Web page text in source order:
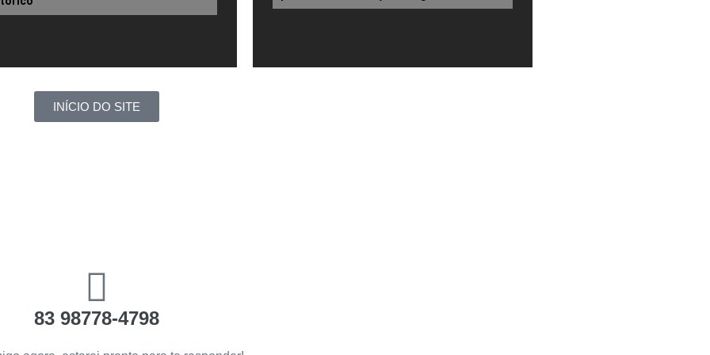
INÍCIO DO SITE
83 98778-4798